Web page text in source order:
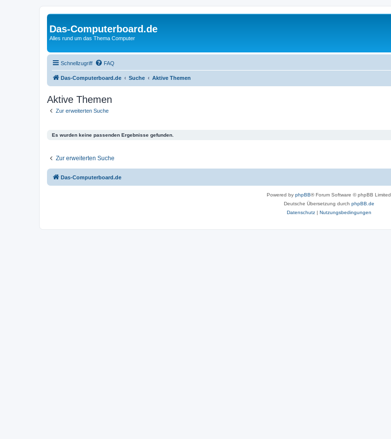
Das-Computerboard.de
Alles rund um das Thema Computer
Schnellzugriff FAQ
Das-Computerboard.de Suche Aktive Themen
Aktive Themen
Zur erweiterten Suche
Es wurden keine passenden Ergebnisse gefunden.
Zur erweiterten Suche
Das-Computerboard.de
Powered by phpBB® Forum Software © phpBB Limited
Deutsche Übersetzung durch phpBB.de
Datenschutz| Nutzungsbedingungen